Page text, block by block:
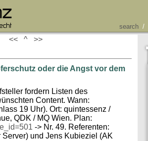
search /
<< ^ >>
oder die Angst vor dem
fordern Listen des
Content. Wann:
19 Uhr). Ort: quintessenz /
QDK / MQ Wien. Plan:
-> Nr. 49. Referenten:
und Jens Kubieziel (AK